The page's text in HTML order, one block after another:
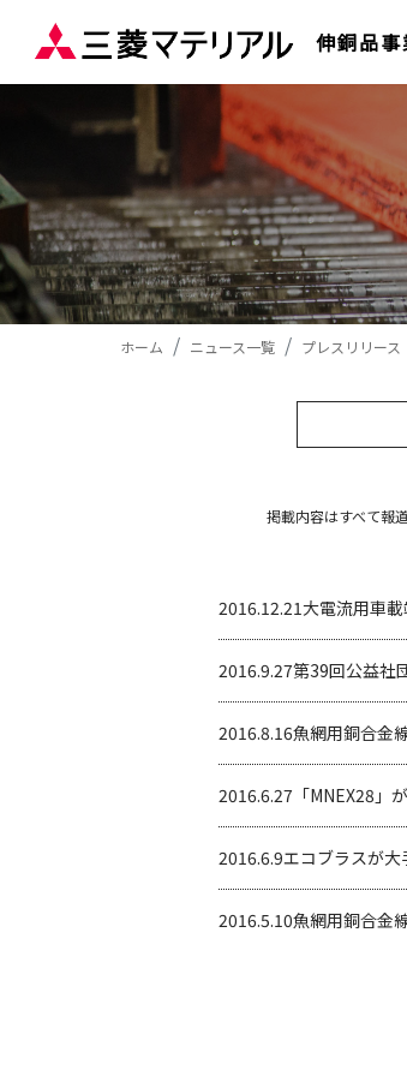
伸銅品事
ホーム ニュース一覧 プレスリリース
掲載内容はすべて報
2016.12.21大電流用車
2016.9.27第39回公益社
2016.8.16魚網用銅合金
2016.6.27 「MNEX28」
2016.6.9エコブラスが大
2016.5.10魚網用銅合金